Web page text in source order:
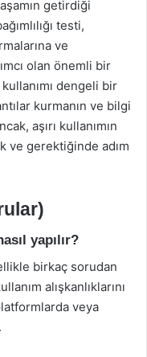
getirdiği
testi,
ve
olan önemli bir
dengeli bir
kurmanın ve bilgi
aşırı kullanımın
ve gerektiğinde adım
yapılır?
birkaç sorudan
alışkanlıklarını
veya